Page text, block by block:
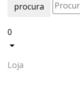
procura
0
Loja